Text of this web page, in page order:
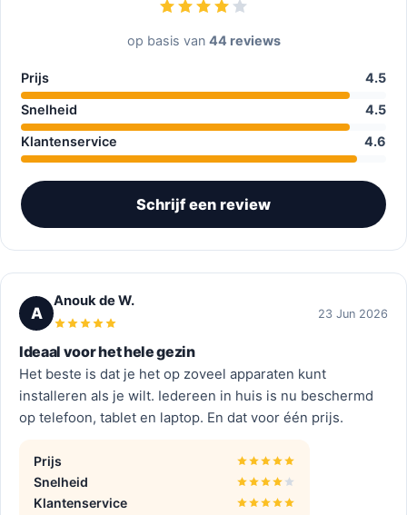
op basis van 44 reviews
Prijs 4.5
Snelheid 4.5
Klantenservice 4.6
Schrijf een review
A
Anouk de W.
23 Jun 2026
Ideaal voor het hele gezin
Het beste is dat je het op zoveel apparaten kunt
installeren als je wilt. Iedereen in huis is nu beschermd
op telefoon, tablet en laptop. En dat voor één prijs.
Prijs
Snelheid
Klantenservice